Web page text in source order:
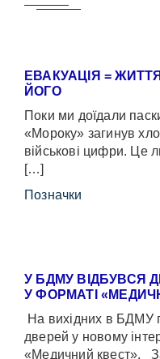
ЕВАКУАЦІЯ =
ЙОГО
Поки ми доїдали
«Мороку» загинув
військові цифри. Це
[…]
Позначки
У БДМУ ВІДБУВСЯ
У ФОРМАТІ
На вихідних в БДМУ
дверей у новому
«Медичний квест».